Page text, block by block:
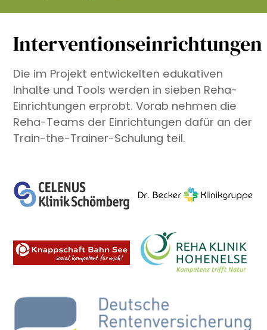
Interventionseinrichtungen
Die im Projekt entwickelten edukativen
Inhalte und Tools werden in sieben Reha-
Einrichtungen erprobt. Vorab nehmen die
Reha-Teams der Einrichtungen dafür an der
Train-the-Trainer-Schulung teil.